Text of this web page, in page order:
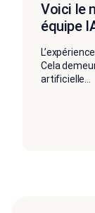
Voici le
équipe
Cela
artificielle...